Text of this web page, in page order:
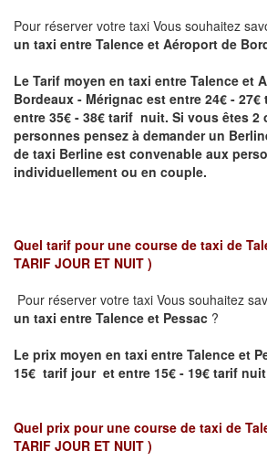
Pour réserver votre taxi Vous souhaitez
un taxi entre Talence et Aéroport de
Le Tarif moyen en taxi entre Talence et
Bordeaux - Mérignac est entre 24€ -
entre 35€ - 38€ tarif nuit. Si vous êtes 2
personnes pensez à demander un
de taxi Berline est convenable aux
individuellement ou en couple.
Quel tarif pour une course de taxi de
TARIF JOUR ET NUIT )
Pour réserver votre taxi Vous souhaitez
un taxi entre Talence et Pessac ?
Le prix moyen en taxi entre Talence et
15€ tarif jour et entre 15€ - 19€ tarif nuit
Quel prix pour une course de taxi de
TARIF JOUR ET NUIT )